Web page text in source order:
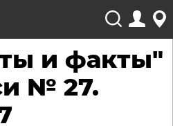
и факты"
№ 27.